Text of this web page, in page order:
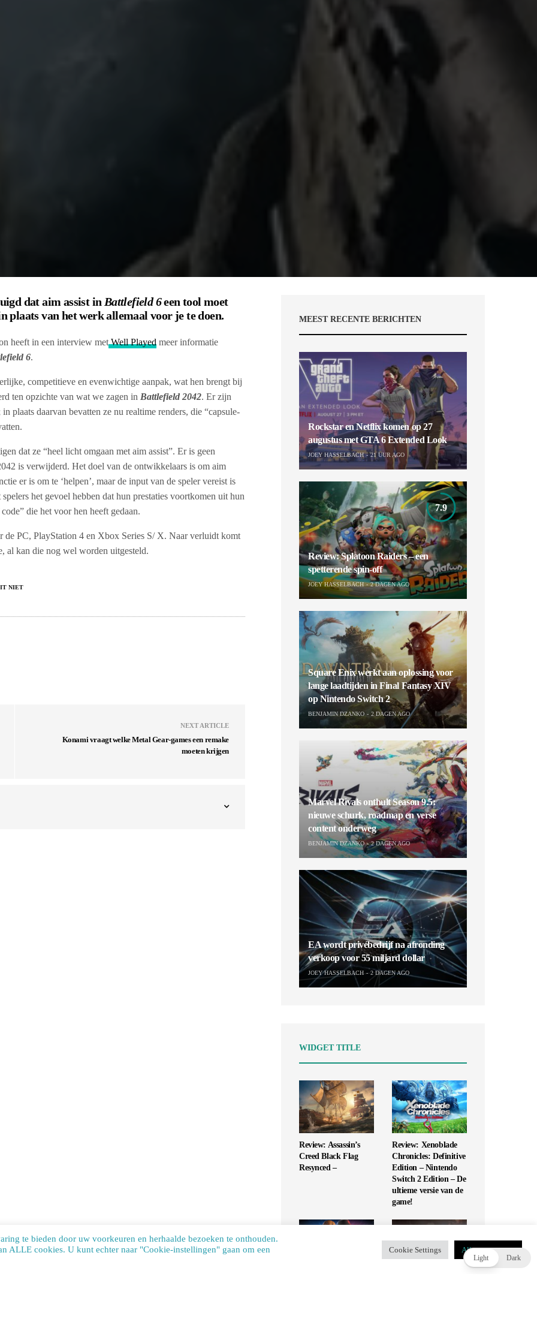
dat aim assist inBattlefield 6een tool moet
plaats van het werk allemaal voor je te doen.
heeft in een interview metWell Played meer informatie
6.
competitieve en evenwichtige aanpak, wat hen brengt bij
ten opzichte van wat we zagen inBattlefield 2042. Er zijn
plaats daarvan bevatten ze nu realtime renders, die “capsule-
dat ze “heel licht omgaan met aim assist”. Er is geen
is verwijderd. Het doel van de ontwikkelaars is om aim
er is om te ‘helpen’, maar de input van de speler vereist is
het gevoel hebben dat hun prestaties voortkomen uit hun
die het voor hen heeft gedaan.
de PC, PlayStation 4 en Xbox Series S/ X. Naar verluidt komt
al kan die nog wel worden uitgesteld.
NIET
NEXT ARTICLE
Konami vraagt welke Metal Gear-games een remake
moeten krijgen
MEEST RECENTE BERICHTEN
Rockstar en Netflix komen op 27
augustus met GTA 6 Extended Look
JOEY HASSELBACH 21 UUR AGO
7.9
Review: Splatoon Raiders – een
spetterende spin-off
JOEY HASSELBACH 2 DAGEN AGO
Square Enix werkt aan oplossing voor
lange laadtijden in Final Fantasy XIV
op Nintendo Switch 2
BENJAMIN DZANKO 2 DAGEN AGO
Marvel Rivals onthult Season 9.5:
nieuwe schurk, roadmap en verse
content onderweg
BENJAMIN DZANKO 2 DAGEN AGO
EA wordt privébedrijf na afronding
verkoop voor 55 miljard dollar
JOEY HASSELBACH 2 DAGEN AGO
WIDGET TITLE
Review: Assassin’s
Creed Black Flag
Resynced –
Review: Xenoblade
Chronicles: Definitive
Edition – Nintendo
Switch 2 Edition – De
ultieme versie van de
game!
te bieden door uw voorkeuren en herhaalde bezoeken te onthouden.
cookies. U kunt echter naar "Cookie-instellingen" gaan om een
Cookie Settings Alles accepteren
Light Dark
uses cookies. Learn more about our use of cookies:cookie policy ACCEPT